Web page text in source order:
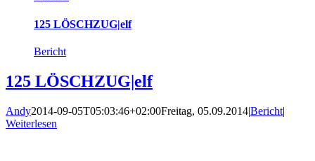
125 LÖSCHZUG|elf
Bericht
125 LÖSCHZUG|elf
Andy2014-09-05T05:03:46+02:00Freitag, 05.09.2014|Bericht|
Weiterlesen